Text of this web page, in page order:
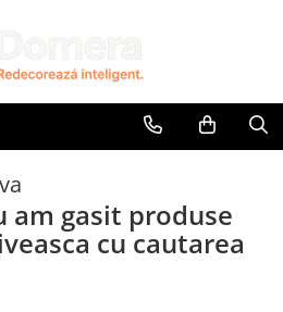
am gasit produse
cu cautarea